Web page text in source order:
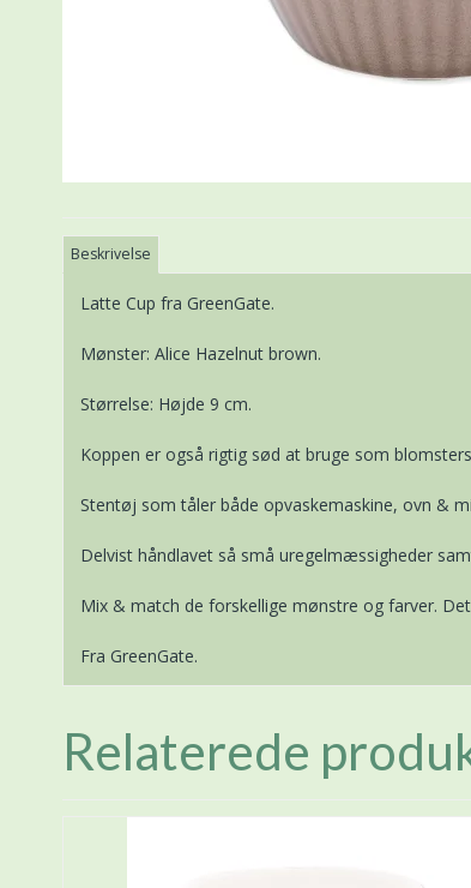
Beskrivelse
Latte Cup fra GreenGate.
Mønster: Alice Hazelnut brown.
Størrelse: Højde 9 cm.
Koppen er også rigtig sød at bruge som
Stentøj som tåler både opvaskemaskine, ovn &
Delvist håndlavet så små uregelmæssigheder
Mix & match de forskellige mønstre og farver.
Fra GreenGate.
Relaterede